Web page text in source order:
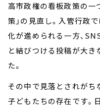
高市政権の看板政策の一
策」の見直し。入管行政
化が進められる一方、
と結びつける投稿が大
た。
その中で見落とされがち
子どもたちの存在です。